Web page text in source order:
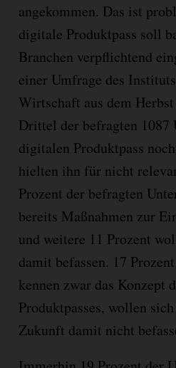
angekommen. Das ist
digitale Produktpass soll
Branchen verpflichtend
einer Umfrage des
Wirtschaft aus dem
Drittel der befragten 1087
digitalen Produktpass
hielten ihn für nicht
Prozent der befragten
bereits Maßnahmen zur
und weitere 11 Prozent
damit befassen. 17
kennen zwar das Konzept
Produktpasses, wollen
Zukunft damit nicht